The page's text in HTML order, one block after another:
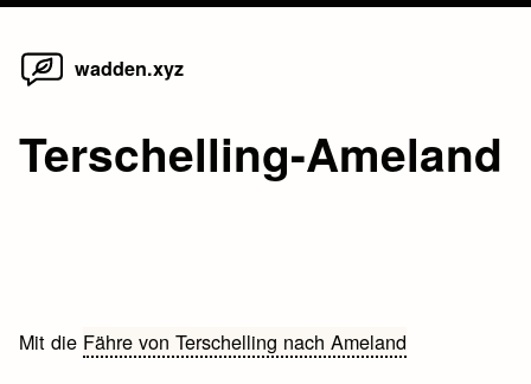
Skip
wadden.xyz
Terschelling-Ameland
Mit die Fähre von Terschelling nach Ameland